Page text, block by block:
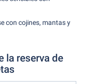
con cojines, mantas y
la reserva de